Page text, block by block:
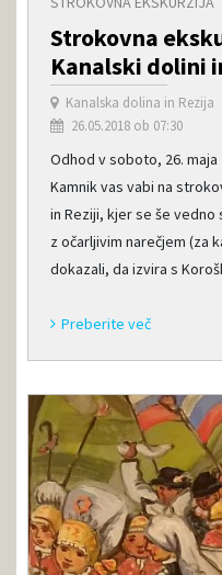
Strokovna
Kanalski dolini
Kanalska dolina in Rezija
26.05.2018 ob 07:30
Odhod v soboto, 26. maja
Kamnik vas vabi na
in Reziji, kjer se še
z očarljivim narečjem (za
dokazali, da izvira s
Preberite več